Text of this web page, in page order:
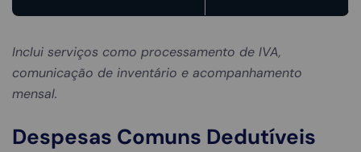
Inclui serviços como processamento de IVA,
comunicação de inventário e acompanhamento
mensal.
Despesas Comuns Dedutíveis